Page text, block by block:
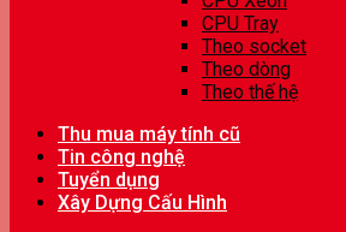
CPU Tray
Theo socket
Theo dòng
Theo thế hệ
Thu mua máy tính cũ
Tin công nghệ
Tuyển dụng
Xây Dựng Cấu Hình